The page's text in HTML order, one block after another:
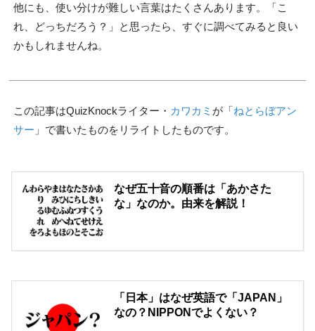
他にも、使い分けが難しい言葉はたくさんあります。「こ
れ、どっちだろう？」と思ったら、すぐに調べてみると良い
かもしれませんね。
この記事はQuizKnockライター・ カワカミ が「ねとらぼアン
サー 」で書いたものをリライトしたものです。
なぜ五十音の順番は「あかさた
な」なのか。由来を解説！
「日本」はなぜ英語で「JAPAN」
なの？NIPPONでよくない？